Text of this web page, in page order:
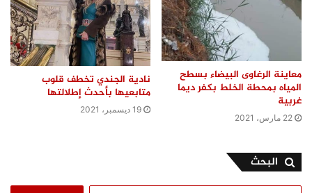
معاينة الرغاوى البيضاء بسطح
المياه بمحطة الخلط بكفر ديما
غربية
22 مارس، 2021
نادية الجندي تخطف قلوب
متابعيها بأحدث إطلالتها
19 ديسمبر، 2021
البحث